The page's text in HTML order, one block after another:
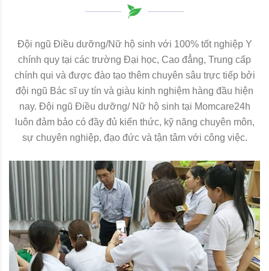
Đội ngũ Điều dưỡng/Nữ hộ sinh với 100% tốt nghiệp Y
chính quy tại các trường Đại học, Cao đẳng, Trung cấp
chính qui và được đào tạo thêm chuyên sâu trực tiếp bởi
đội ngũ Bác sĩ uy tín và giàu kinh nghiệm hàng đầu hiện
nay. Đội ngũ Điều dưỡng/ Nữ hộ sinh tại Momcare24h
luôn đảm bảo có đầy đủ kiến thức, kỹ năng chuyên môn,
sự chuyên nghiệp, đạo đức và tận tâm với công việc.